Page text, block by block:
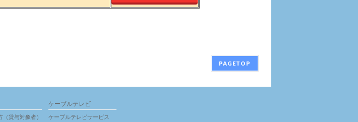
PAGETOP
貸与対象者）
ケーブルテレビ
ケーブルテレビサービス